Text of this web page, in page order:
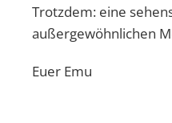
Trotzdem: eine
außergewöhnlichen
Euer Emu